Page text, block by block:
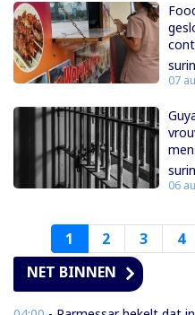
07
06
1 2 3 4
NET BINNEN